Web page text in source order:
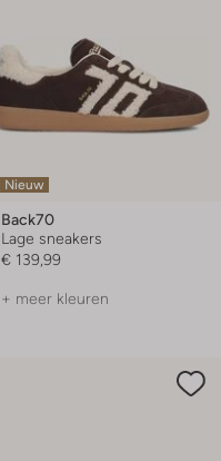
Nieuw
Back70
Lage sneakers
€ 139,99
+ meer kleuren